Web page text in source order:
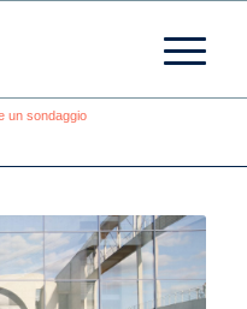
un sondaggio